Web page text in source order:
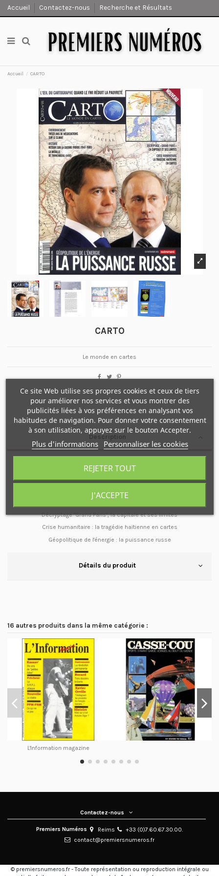
Accueil Contactez-nous Recherche et Résultats
Accueil CARTO
CARTO
Le monde en cartes
Description
L’œil du cartographe : quand le FMI réduit la pauvreté
Décryptage "Grand Paris", la capitale et ses limites
Crise humanitaire : la tragédie haïtienne en cartes
Géopolitique de l'énergie : la puissance russe
Détails du produit
16 autres produits dans la même catégorie :
L'Information magazine
Contactez-nous
Premiers Numéros Reims
+33 (0)7.60.67.30.00.
contact@premiersnumeros.fr
Ce site Web utilise ses propres cookies et ceux de tiers
pour améliorer nos services et vous montrer des
publicités liées à vos préférences en analysant vos
habitudes de navigation. Pour donner votre consentement
à son utilisation, appuyez sur le bouton Accepter.
Plus d'informations Personnaliser les cookies
REJETER TOUT
J'ACCEPTE
© premiersnumeros.fr - Toute représentation ou reproduction intégrale ou